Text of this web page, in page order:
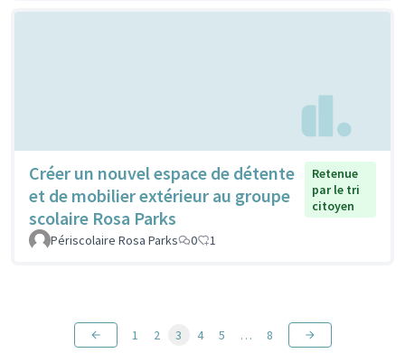
Créer un nouvel espace de détente
et de mobilier extérieur au groupe
scolaire Rosa Parks
Retenue
par le tri
citoyen
Périscolaire Rosa Parks 0 1
1 2 3 4 5 … 8